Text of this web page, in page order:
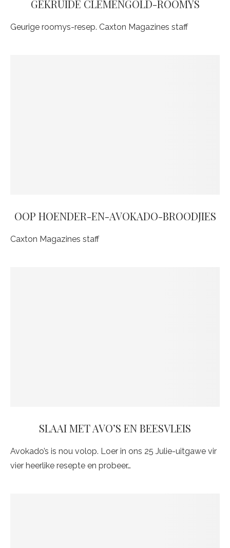
GEKRUIDE CLEMENGOLD-ROOMYS
Geurige roomys-resep. Caxton Magazines staff
OOP HOENDER-EN-AVOKADO-BROODJIES
Caxton Magazines staff
SLAAI MET AVO’S EN BEESVLEIS
Avokado’s is nou volop. Loer in ons 25 Julie-uitgawe vir
vier heerlike resepte en probeer…